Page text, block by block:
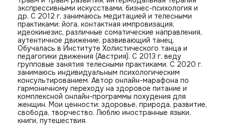
экспрессивными искусствами, бизнес-психология и
др. С 2012 г. занимаюсь медитацией и телесными
практиками: йога, контактная импровизация,
идеокинезис, различные соматические направления,
аутентичное движение, развивающий танец.
Обучалась в Институте Холистического танца и
педагогики движения (Австрия). С 2013 г. веду
групповые занятия телесными практиками. С 2020 г.
занимаюсь индивидуальным психологическим
консультированием. Автор онлайн-марафона по
гармоничному переходу на здоровое питание и
комплексной онлайн-программы похудения для
женщин. Мои ценности: здоровье, природа, развитие,
свобода, творчество. Люблю иностранные языки,
книги, путешествия.